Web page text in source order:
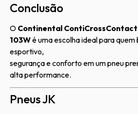
Conclusão
O Continental ContiCrossContact
103Wé uma escolha ideal para
esportivo,
segurança e conforto em um pneu
alta performance.
Pneus JK